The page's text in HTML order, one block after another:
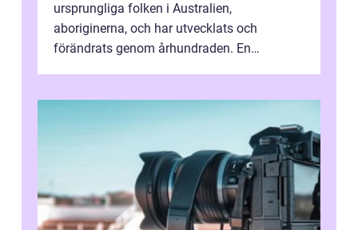
ursprungliga folken i Australien,
aboriginerna, och har utvecklats och
förändrats genom århundraden. En